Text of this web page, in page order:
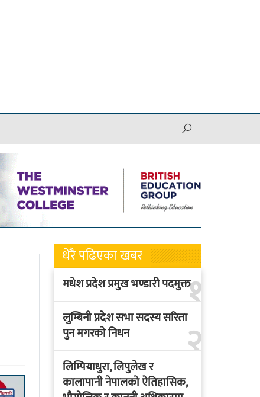
धेरै पढिएका खबर
१
मधेश प्रदेश प्रमुख भण्डारी पदमुक्त
२
लुम्बिनी प्रदेश सभा सदस्य सरिता
पुन मगरको निधन
लिम्पियाधुरा, लिपुलेख र
कालापानी नेपालको ऐतिहासिक,